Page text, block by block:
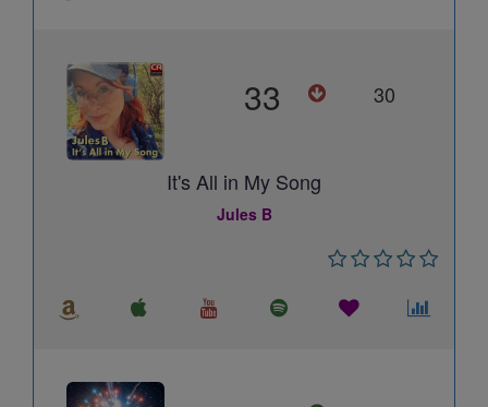
33 30
It's All in My Song
Jules B